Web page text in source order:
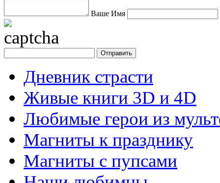
Ваше Имя
Дневник страсти
Живые книги 3D и 4D
Любимые герои из
Магниты к празднику
Магниты с пупсами